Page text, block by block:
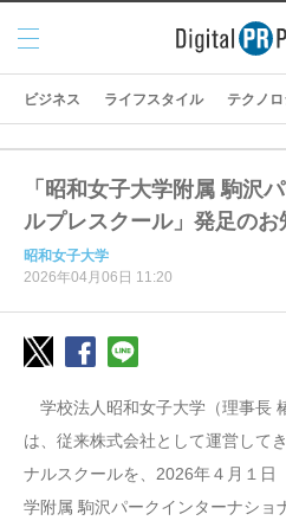
メニ
ュー
ビジネス ライフスタイル テクノ
「昭和女子大学附属 駒沢
ルプレスクール」発足のお
昭和女子大学
2026年04月06日 11:20
学校法人昭和女子大学（理事長
は、従来株式会社として運営して
ナルスクールを、2026年４月１日
学附属 駒沢パークインターナショ